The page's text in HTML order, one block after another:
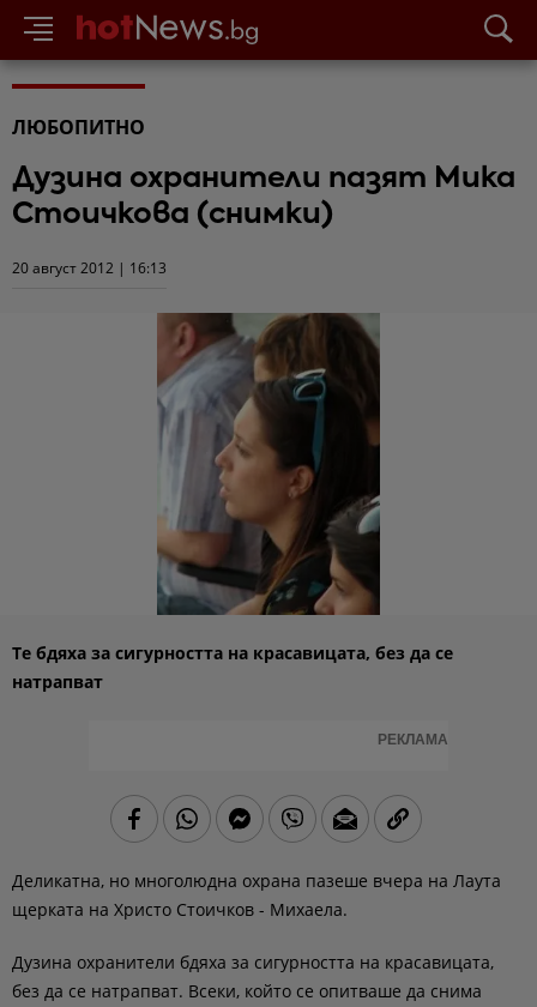
ЛЮБОПИТНО
Дузина охранители пазят Мика
Стоичкова (снимки)
20 август 2012 | 16:13
Те бдяха за сигурността на красавицата, без да се
натрапват
РЕКЛАМА
Деликатна, но многолюдна охрана пазеше вчера на Лаута
щерката на Христо Стоичков - Михаела.
Дузина охранители бдяха за сигурността на красавицата,
без да се натрапват. Всеки, който се опитваше да снима